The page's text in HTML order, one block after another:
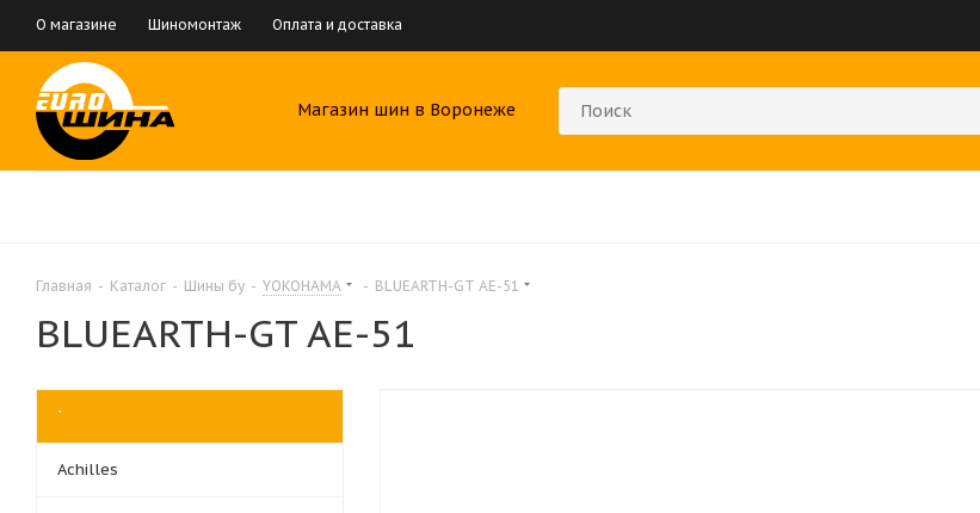
О магазине Шиномонтаж Оплата и доставка
Магазин шин в Воронеже
Главная - Каталог - Шины бу - YOKOHAMA - BLUEARTH-GT AE-51
BLUEARTH-GT AE-51
`
Achilles